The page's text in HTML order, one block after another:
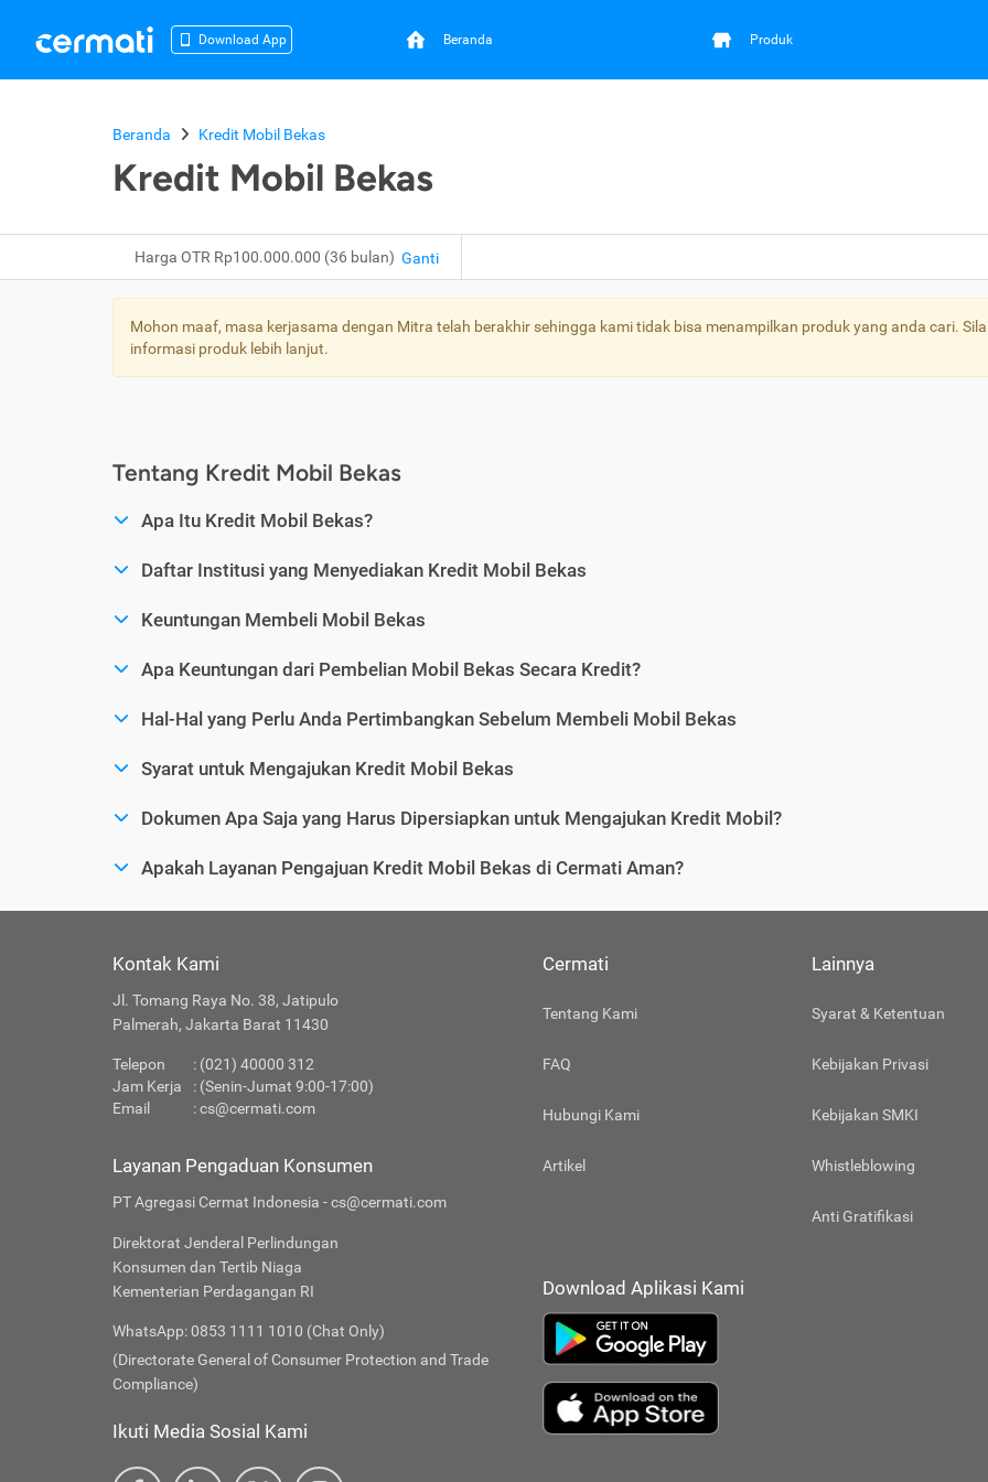
Download App Beranda Produk
Beranda Kredit Mobil Bekas
Kredit Mobil Bekas
Harga OTR Rp100.000.000 (36 bulan) Ganti
Mohon maaf, masa kerjasama dengan Mitra telah berakhir sehingga kami tidak bisa menampilkan produk yang anda cari.
informasi produk lebih lanjut.
Tentang Kredit Mobil Bekas
Apa Itu Kredit Mobil Bekas?
Daftar Institusi yang Menyediakan Kredit Mobil Bekas
Keuntungan Membeli Mobil Bekas
Apa Keuntungan dari Pembelian Mobil Bekas Secara Kredit?
Hal-Hal yang Perlu Anda Pertimbangkan Sebelum Membeli Mobil Bekas
Syarat untuk Mengajukan Kredit Mobil Bekas
Dokumen Apa Saja yang Harus Dipersiapkan untuk Mengajukan Kredit Mobil?
Apakah Layanan Pengajuan Kredit Mobil Bekas di Cermati Aman?
Kontak Kami
Jl. Tomang Raya No. 38, Jatipulo
Palmerah, Jakarta Barat 11430
Telepon
: (021) 40000 312
Jam Kerja
: (Senin-Jumat 9:00-17:00)
Email
:cs@cermati.com
Layanan Pengaduan Konsumen
PT Agregasi Cermat Indonesia - cs@cermati.com
Direktorat Jenderal Perlindungan
Konsumen dan Tertib Niaga
Kementerian Perdagangan RI
WhatsApp: 0853 1111 1010 (Chat Only)
(Directorate General of Consumer Protection and Trade
Compliance)
Ikuti Media Sosial Kami
Cermati
Tentang Kami
FAQ
Hubungi Kami
Artikel
Lainnya
Syarat & Ketentuan
Kebijakan Privasi
Kebijakan SMKI
Whistleblowing
Anti Gratifikasi
Download Aplikasi Kami